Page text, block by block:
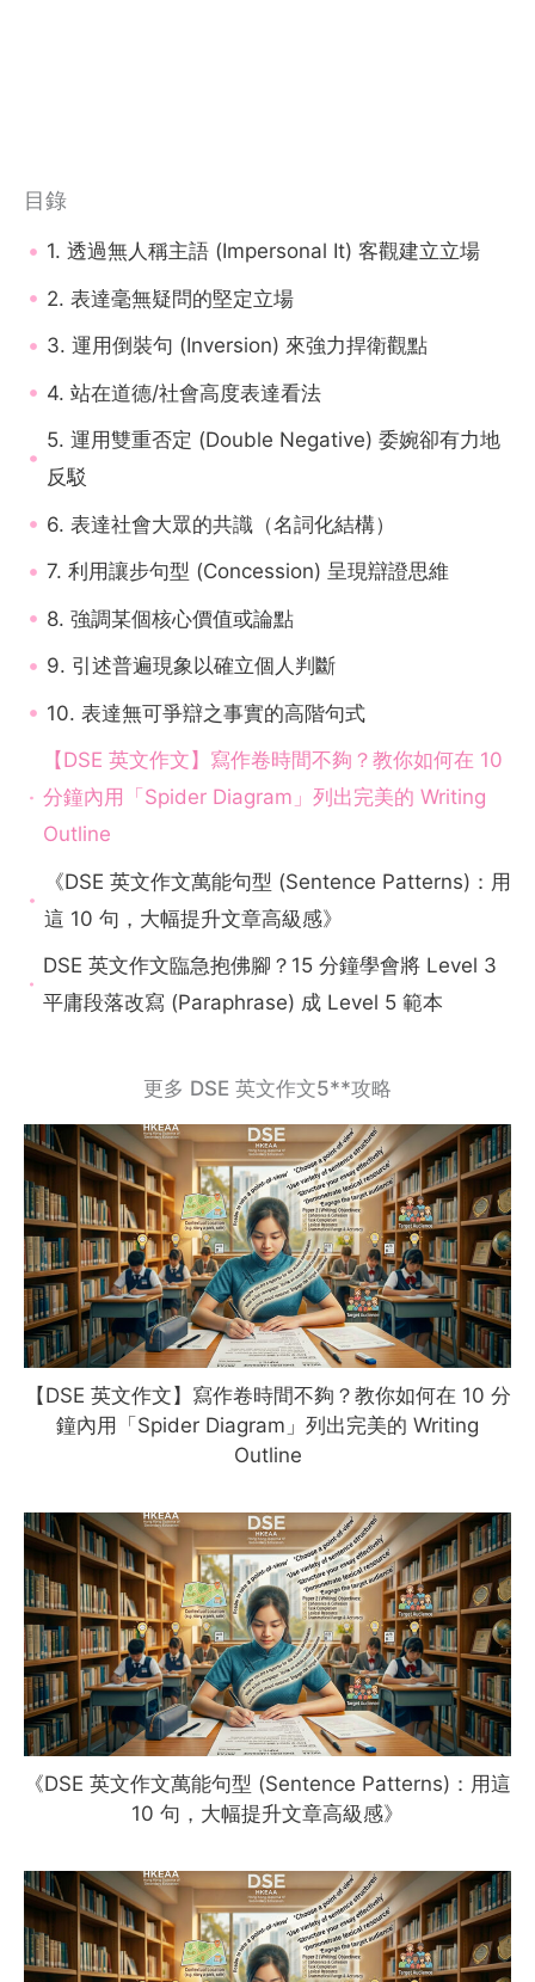
目錄
1. 透過無人稱主語 (Impersonal It) 客觀建立立場
2. 表達毫無疑問的堅定立場
3. 運用倒裝句 (Inversion) 來強力捍衛觀點
4. 站在道德/社會高度表達看法
5. 運用雙重否定 (Double Negative) 委婉卻有力地
反駁
6. 表達社會大眾的共識（名詞化結構）
7. 利用讓步句型 (Concession) 呈現辯證思維
8. 強調某個核心價值或論點
9. 引述普遍現象以確立個人判斷
10. 表達無可爭辯之事實的高階句式
【DSE 英文作文】寫作卷時間不夠？教你如何在 10
分鐘內用「Spider Diagram」列出完美的 Writing
Outline
《DSE 英文作文萬能句型 (Sentence Patterns)：用
這 10 句，大幅提升文章高級感》
DSE 英文作文臨急抱佛腳？15 分鐘學會將 Level 3
平庸段落改寫 (Paraphrase) 成 Level 5 範本
更多 DSE 英文作文5**攻略
【DSE 英文作文】寫作卷時間不夠？教你如何在 10 分
鐘內用「Spider Diagram」列出完美的 Writing
Outline
《DSE 英文作文萬能句型 (Sentence Patterns)：用這
10 句，大幅提升文章高級感》